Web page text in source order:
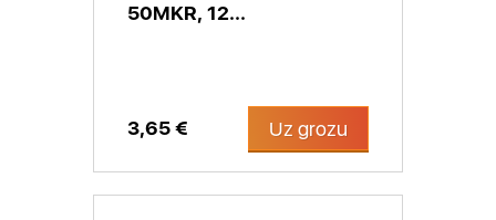
50MKR, 12...
3,65 € Uz grozu